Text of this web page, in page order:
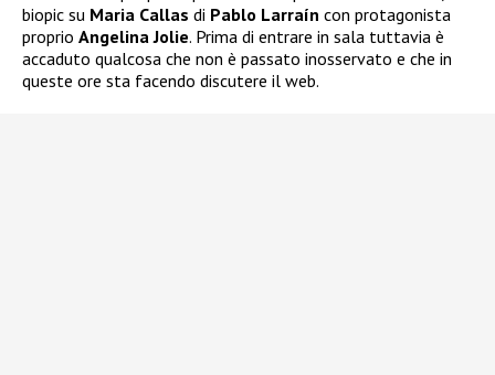
biopic su Maria Callas di Pablo Larraín con protagonista
proprio Angelina Jolie. Prima di entrare in sala tuttavia è
accaduto qualcosa che non è passato inosservato e che in
queste ore sta facendo discutere il web.